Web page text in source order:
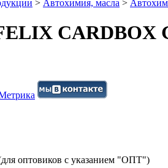
> Автохимия, масла >
оптовиков с указанием "ОПТ")